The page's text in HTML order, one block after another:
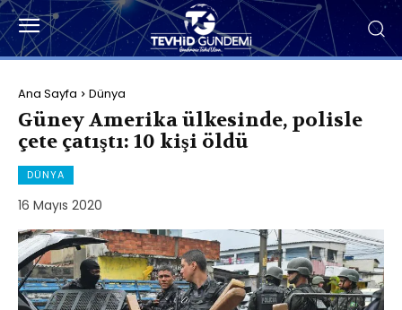
Ana Sayfa Dünya
Güney Amerika ülkesinde, polisle
çete çatıştı: 10 kişi öldü
DÜNYA
16 Mayıs 2020